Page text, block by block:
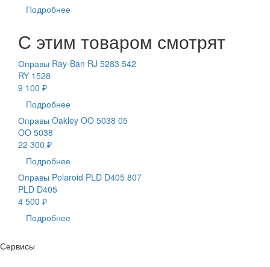
Подробнее
С этим товаром смотрят
Оправы Ray-Ban RJ 5283 542
RY 1528
9 100 ₽
Подробнее
Оправы Oakley OO 5038 05
OO 5038
22 300 ₽
Подробнее
Оправы Polaroid PLD D405 807
PLD D405
4 500 ₽
Подробнее
Сервисы